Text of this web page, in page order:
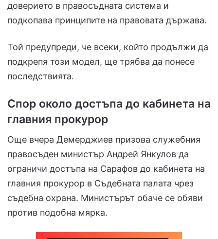
доверието в правосъдната система и
подкопава принципите на правовата държава.
Той предупреди, че всеки, който продължи да
подкрепя този модел, ще трябва да понесе
последствията.
Спор около достъпа до кабинета на
главния прокурор
Още вчера Демерджиев призова служебния
правосъден министър Андрей Янкулов да
ограничи достъпа на Сарафов до кабинета на
главния прокурор в Съдебната палата чрез
съдебна охрана. Министърът обаче се обяви
против подобна мярка.